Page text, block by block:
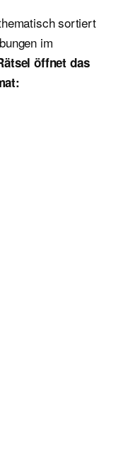
sortiert
im
öffnet das